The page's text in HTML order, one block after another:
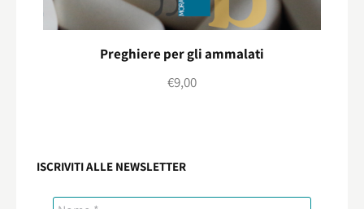
Preghiere per gli ammalati
€9,00
ISCRIVITI ALLE NEWSLETTER